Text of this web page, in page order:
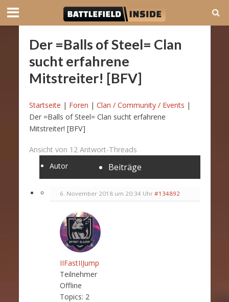
Der =Balls of Steel= Clan
sucht erfahrene
Mitstreiter! [BFV]
Startseite | Foren | Clan / Community / Events |
Der =Balls of Steel= Clan sucht erfahrene
Mitstreiter! [BFV]
Ansicht von 12 Antwort-Threads
Autor
Beiträge
6. November 2018 um 20:34 Uhr #134892
IIFastIIJump
Teilnehmer
Offline
Topics: 2